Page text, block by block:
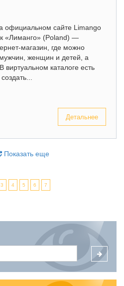
официальном сайте Limango
«Лиманго» (Poland) —
магазин, где можно
женщин и детей, а
каталоге есть
Детальнее
Показать еще
3 4 5 6 7